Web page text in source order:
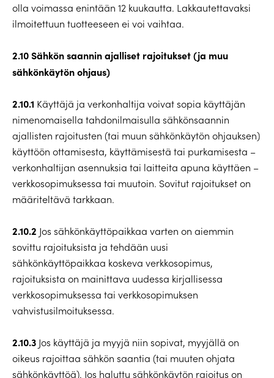
olla voimassa enintään 12 kuukautta. Lakkautettavaksi
ilmoitettuun tuotteeseen ei voi vaihtaa.
2.10 Sähkön saannin ajalliset rajoitukset (ja muu
sähkönkäytön ohjaus)
2.10.1 Käyttäjä ja verkonhaltija voivat sopia käyttäjän
nimenomaisella tahdonilmaisulla sähkönsaannin
ajallisten rajoitusten (tai muun sähkönkäytön ohjauksen)
käyttöön ottamisesta, käyttämisestä tai purkamisesta –
verkonhaltijan asennuksia tai laitteita apuna käyttäen –
verkkosopimuksessa tai muutoin. Sovitut rajoitukset on
määriteltävä tarkkaan.
2.10.2 Jos sähkönkäyttöpaikkaa varten on aiemmin
sovittu rajoituksista ja tehdään uusi
sähkönkäyttöpaikkaa koskeva verkkosopimus,
rajoituksista on mainittava uudessa kirjallisessa
verkkosopimuksessa tai verkkosopimuksen
vahvistusilmoituksessa.
2.10.3 Jos käyttäjä ja myyjä niin sopivat, myyjällä on
oikeus rajoittaa sähkön saantia (tai muuten ohjata
sähkönkäyttöä). Jos haluttu sähkönkäytön rajoitus on